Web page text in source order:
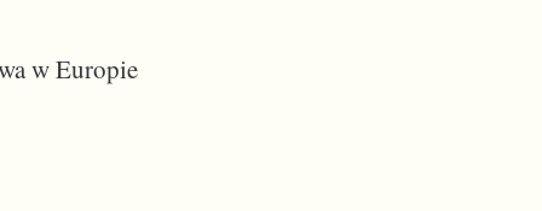
w Europie